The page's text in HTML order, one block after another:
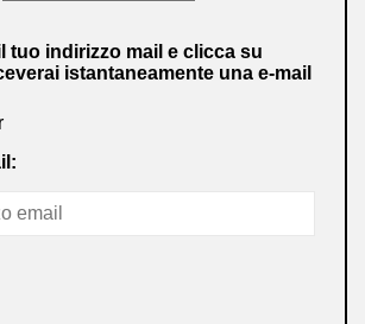
tuo indirizzo mail e clicca su
istantaneamente una e-mail